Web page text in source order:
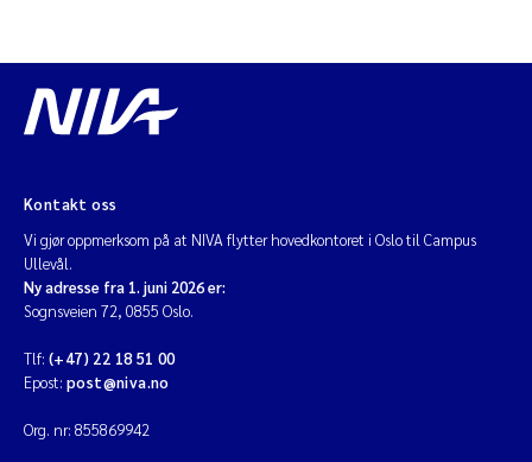
Kontakt oss
Vi gjør oppmerksom på at NIVA flytter hovedkontoret i Oslo til Campus
Ullevål.
Ny adresse fra 1. juni 2026 er:
Sognsveien 72, 0855 Oslo.
Tlf: (+47) 22 18 51 00
Epost: post@niva.no
Org. nr: 855869942